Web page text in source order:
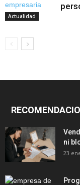
Actualidad
ni
23